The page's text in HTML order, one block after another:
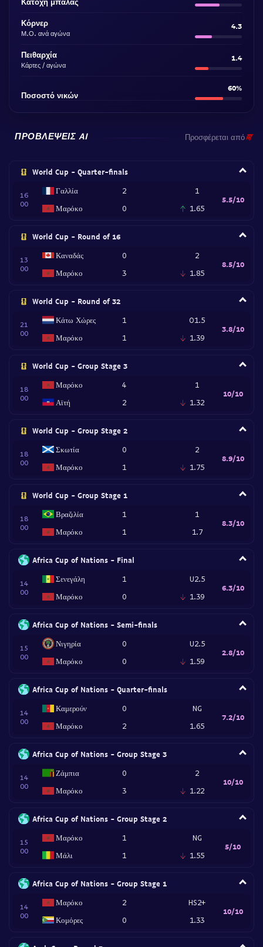
Κατοχή μπάλας
Κόρνερ
Μ.Ο. ανά αγώνα
4.3
Πειθαρχία
Κάρτες / αγώνα
1.4
Ποσοστό νικών
60%
ΠΡΟΒΛΈΨΕΙΣ AI Προσφέρεται από
World Cup - Quarter-finals
16
00
Γαλλία
Μαρόκο
2
0
1
1.65
5.5/10
World Cup - Round of 16
13
00
Καναδάς
Μαρόκο
0
3
2
1.85
8.5/10
World Cup - Round of 32
21
00
Κάτω Χώρες
Μαρόκο
1
1
O1.5
1.39
3.8/10
World Cup - Group Stage 3
18
00
Μαρόκο
Αϊτή
4
2
1
1.32
10/10
World Cup - Group Stage 2
18
00
Σκωτία
Μαρόκο
0
1
2
1.75
8.9/10
World Cup - Group Stage 1
18
00
Βραζιλία
Μαρόκο
1
1
1
1.7
8.3/10
Africa Cup of Nations - Final
14
00
Σενεγάλη
Μαρόκο
1
0
U2.5
1.39
6.3/10
Africa Cup of Nations - Semi-finals
15
00
Νιγηρία
Μαρόκο
0
0
U2.5
1.59
2.8/10
Africa Cup of Nations - Quarter-finals
14
00
Καμερούν
Μαρόκο
0
2
NG
1.65
7.2/10
Africa Cup of Nations - Group Stage 3
14
00
Ζάμπια
Μαρόκο
0
3
2
1.22
10/10
Africa Cup of Nations - Group Stage 2
15
00
Μαρόκο
Μάλι
1
1
NG
1.55
5/10
Africa Cup of Nations - Group Stage 1
14
00
Μαρόκο
Κομόρες
2
0
HS2+
1.33
10/10